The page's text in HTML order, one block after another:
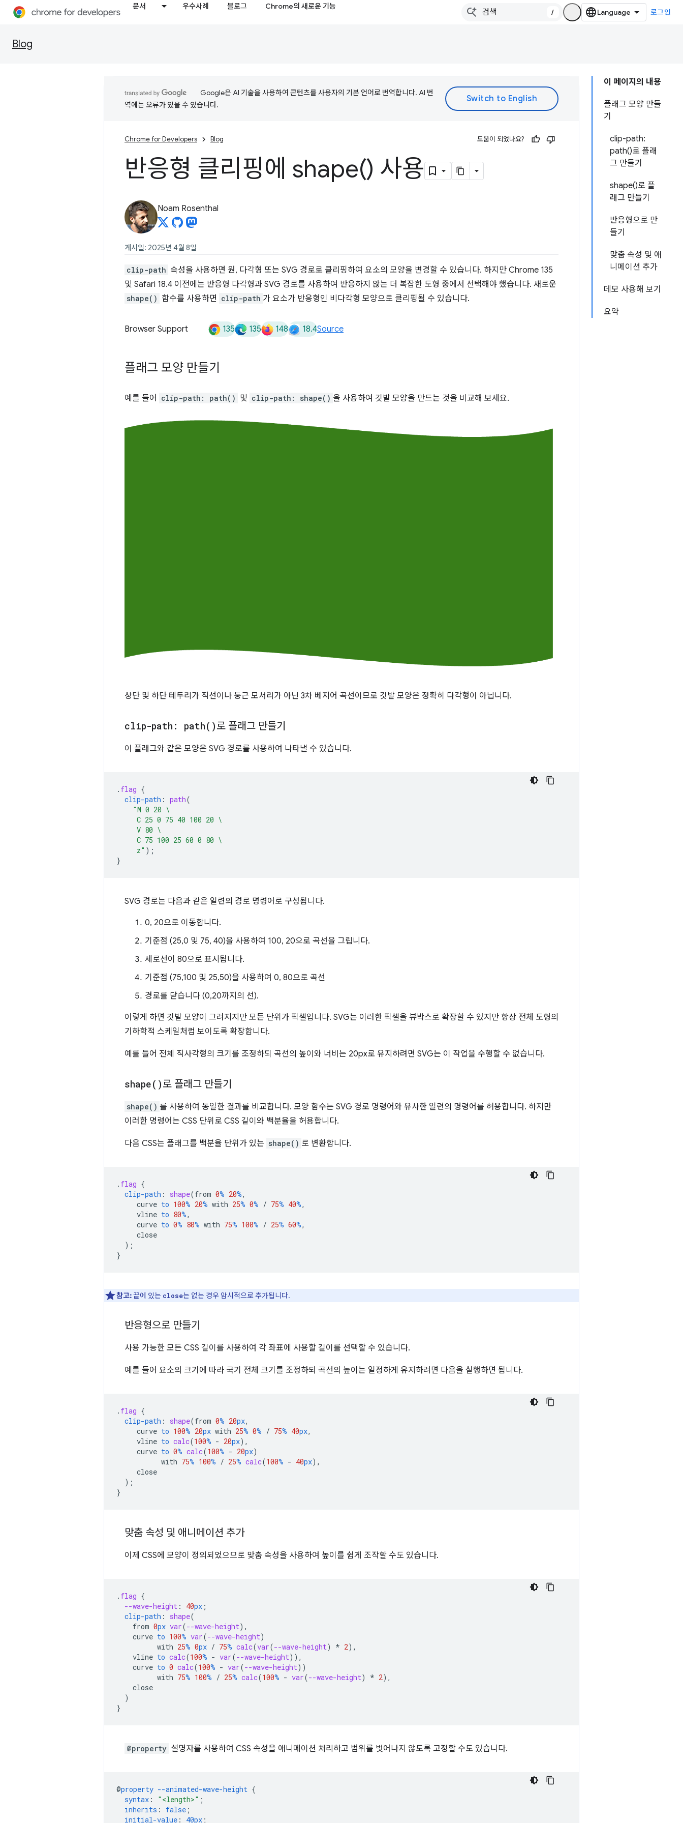
문서 우수사례 블로그 Chrome의 새로운 기능
/ 로그인
Blog
이 페이지의 내용
플래그 모양 만들
기
clip-path:
path()로 플래
그 만들기
shape()로 플
래그 만들기
반응형으로 만
들기
맞춤 속성 및 애
니메이션 추가
데모 사용해 보기
요약
Google은 AI 기술을 사용하여 콘텐츠를 사용자의 기본 언어로 번역합니다. AI 번
역에는 오류가 있을 수 있습니다.
Chrome for Developers Blog 도움이 되었나요?
반응형 클리핑에 shape() 사용
Noam Rosenthal
게시일: 2025년 4월 8일
clip-path 속성을 사용하면 원, 다각형 또는 SVG 경로로 클리핑하여 요소의 모양을 변경할 수 있습니다. 하지만 Chrome 135
및 Safari 18.4 이전에는 반응형 다각형과 SVG 경로를 사용하여 반응하지 않는 더 복잡한 도형 중에서 선택해야 했습니다. 새로운
shape() 함수를 사용하면 clip-path 가 요소가 반응형인 비다각형 모양으로 클리핑될 수 있습니다.
Browser Support 135 135 148 18.4Source
플래그 모양 만들기
예를 들어 clip-path: path() 및 clip-path: shape() 을 사용하여 깃발 모양을 만드는 것을 비교해 보세요.
상단 및 하단 테두리가 직선이나 둥근 모서리가 아닌 3차 베지어 곡선이므로 깃발 모양은 정확히 다각형이 아닙니다.
clip-path: path( )로 플래그 만들기
이 플래그와 같은 모양은 SVG 경로를 사용하여 나타낼 수 있습니다.
. flag {
clip-path : path(
"M 0 20 \
     C 25 0 75 40 100 20 \
     V 80 \
     C 75 100 25 60 0 80 \
     z"
);
}
SVG 경로는 다음과 같은 일련의 경로 명령어로 구성됩니다.
0, 20으로 이동합니다.
기준점 (25,0 및 75, 40)을 사용하여 100, 20으로 곡선을 그립니다.
세로선이 80으로 표시됩니다.
기준점 (75,100 및 25,50)을 사용하여 0, 80으로 곡선
경로를 닫습니다 (0,20까지의 선).
이렇게 하면 깃발 모양이 그려지지만 모든 단위가 픽셀입니다. SVG는 이러한 픽셀을 뷰박스로 확장할 수 있지만 항상 전체 도형의
기하학적 스케일처럼 보이도록 확장합니다.
예를 들어 전체 직사각형의 크기를 조정하되 곡선의 높이와 너비는 20px로 유지하려면 SVG는 이 작업을 수행할 수 없습니다.
shape( )로 플래그 만들기
shape() 를 사용하여 동일한 결과를 비교합니다. 모양 함수는 SVG 경로 명령어와 유사한 일련의 명령어를 허용합니다. 하지만
이러한 명령어는 CSS 단위로 CSS 길이와 백분율을 허용합니다.
다음 CSS는 플래그를 백분율 단위가 있는 shape() 로 변환합니다.
. flag {
clip-path : shape(from 0% 20%,
curve to 100% 20% with 25% 0% / 75% 40%,
vline to 80%,
curve to 0% 80% with 75% 100% / 25% 60%,
close
);
}
참고:끝에 있는 close는 없는 경우 암시적으로 추가됩니다.
반응형으로 만들기
사용 가능한 모든 CSS 길이를 사용하여 각 좌표에 사용할 길이를 선택할 수 있습니다.
예를 들어 요소의 크기에 따라 국기 전체 크기를 조정하되 곡선의 높이는 일정하게 유지하려면 다음을 실행하면 됩니다.
. flag {
clip-path : shape(from 0% 20px,
curve to 100% 20px with 25% 0% / 75% 40px,
vline to calc(100% - 20px),
curve to 0% calc(100% - 20px)
with 75% 100% / 25% calc(100% - 40px),
close
);
}
맞춤 속성 및 애니메이션 추가
이제 CSS에 모양이 정의되었으므로 맞춤 속성을 사용하여 높이를 쉽게 조작할 수도 있습니다.
. flag {
--wave-height : 40px ;
clip-path : shape(
from 0px var(--wave-height),
curve to 100% var(--wave-height)
with 25% 0px / 75% calc(var(--wave-height) * 2),
vline to calc(100% - var(--wave-height)),
curve to 0 calc(100% - var(--wave-height))
with 75% 100% / 25% calc(100% - var(--wave-height) * 2),
close
)
}
@property 설명자를 사용하여 CSS 속성을 애니메이션 처리하고 범위를 벗어나지 않도록 고정할 수도 있습니다.
@property --animated-wave-height {
syntax : "<length>" ;
inherits : false ;
initial-value : 40px ;